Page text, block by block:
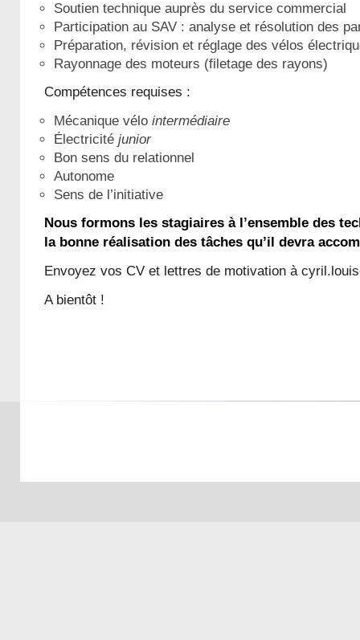
Soutien technique auprès du service commercial
Participation au SAV : analyse et résolution des
Préparation, révision et réglage des vélos
Rayonnage des moteurs (filetage des rayons)
Compétences requises :
Mécanique vélo intermédiaire
Électricité junior
Bon sens du relationnel
Autonome
Sens de l’initiative
Nous formons les stagiaires à l’ensemble des
la bonne réalisation des tâches qu’il devra
Envoyez vos CV et lettres de motivation à
A bientôt !